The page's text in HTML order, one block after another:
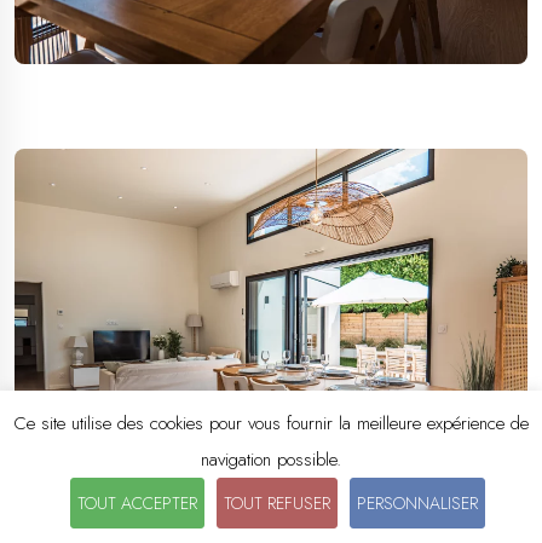
Ce site utilise des cookies pour vous fournir la meilleure expérience de
navigation possible.
TOUT ACCEPTER TOUT REFUSER PERSONNALISER